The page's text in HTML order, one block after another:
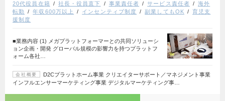
20代役員在籍
社長・役員直下 事業責任者 サービス責任者
海外
転勤
年収600万以上 インセンティブ制度 副業してもOK
育児支
援制度
■業務内容 (1) メガプラットフォーマーとの共同ソリューシ
ョン企画・開発 グローバル規模の影響力を持つプラットフ
ォーム各社…
会社概要
D2Cプラットホーム事業 クリエイターサポート／マネジメント事業
インフルエンサーマーケティング事業 デジタルマーケティング事…